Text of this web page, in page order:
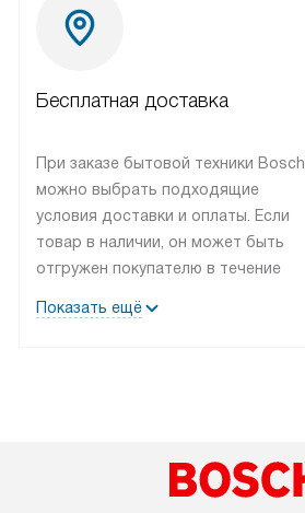
Бесплатная доставка
При заказе бытовой техники Bosch
можно выбрать подходящие
условия доставки и оплаты. Если
товар в наличии, он может быть
отгружен покупателю в течение
лейблом доставляется бесплатно
Показать ещё